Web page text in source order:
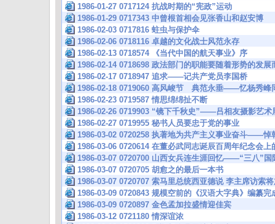
1986-01-27 0717124 抗战时期的“宪政”运动
1986-01-29 0717343 中曾根首相会见张香山和赵安博
1986-02-03 0717816 蛀虫与保护伞
1986-02-06 0718116 卓越的文化战士风范永存
1986-02-13 0718574 《当代中国的航天事业》序
1986-02-14 0718698 政法部门的职能要随着形势的发展
1986-02-17 0718947 追求——记共产党员李国桥
1986-02-18 0719060 高风峻节 典范永垂——忆杨秀峰
1986-02-23 0719587 情思绵绵扯不断
1986-02-26 0719903 “镜下千秋史”——吕相友摄影艺术
1986-02-27 0719955 秘书人员要忠于党的事业
1986-03-02 0720258 执著地为共产主义事业奋斗——悼
1986-03-06 0720614 在董必武同志诞辰百周年纪念会
1986-03-07 0720700 山西女兵连生涯回忆——“三八”国
1986-03-07 0720705 胡愈之的最后一本书
1986-03-07 0720707 索马里总统西亚德说 李主席访索
1986-03-09 0720843 规模空前的《汉语大字典》编纂完
1986-03-09 0720897 金色孟加拉盛情迎佳宾
1986-03-12 0721180 情深谊浓